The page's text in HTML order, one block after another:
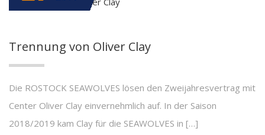
Trennung von Oliver Clay
Die ROSTOCK SEAWOLVES lösen den Zweijahresvertrag mit
Center Oliver Clay einvernehmlich auf. In der Saison
2018/2019 kam Clay für die SEAWOLVES in […]